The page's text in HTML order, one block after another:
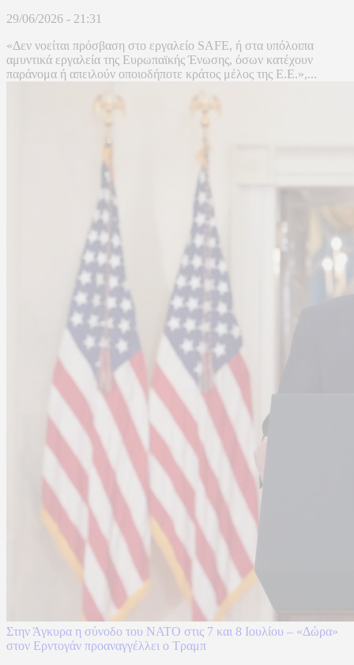
29/06/2026 - 21:31
«Δεν νοείται πρόσβαση στο εργαλείο SAFE, ή στα υπόλοιπα
αμυντικά εργαλεία της Ευρωπαϊκής Ένωσης, όσων κατέχουν
παράνομα ή απειλούν οποιοδήποτε κράτος μέλος της Ε.Ε.»,...
Στην Άγκυρα η σύνοδο του ΝΑΤΟ στις 7 και 8 Ιουλίου – «Δώρα»
στον Ερντογάν προαναγγέλλει ο Τραμπ